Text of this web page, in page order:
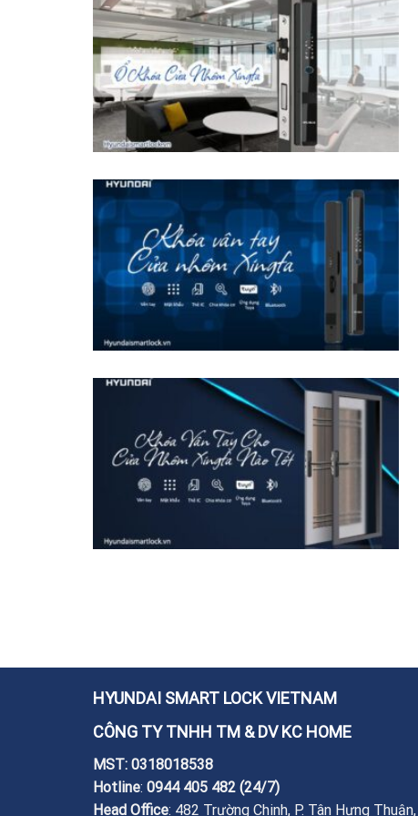
HYUNDAI SMART LOCK VIETNAM
CÔNG TY TNHH TM & DV KC HOME
MST: 0318018538
Hotline: 0944 405 482 (24/7)
Head Office: 482 Trường Chinh, P. Tân Hưng Thuận,